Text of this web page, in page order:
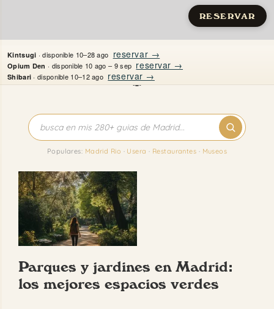
RESERVAR
Kintsugi · disponible 10–28 ago reservar →
Opium Den · disponible 10 ago – 9 sep reservar →
Shibari · disponible 10–12 ago reservar →
al
contenido
Apartamentos
Quién es Justine
Guías
Mi Madrid
Contacto
Populares: Madrid Rio · Usera · Restaurantes · Museos
Parques y jardines en Madrid:
los mejores espacios verdes